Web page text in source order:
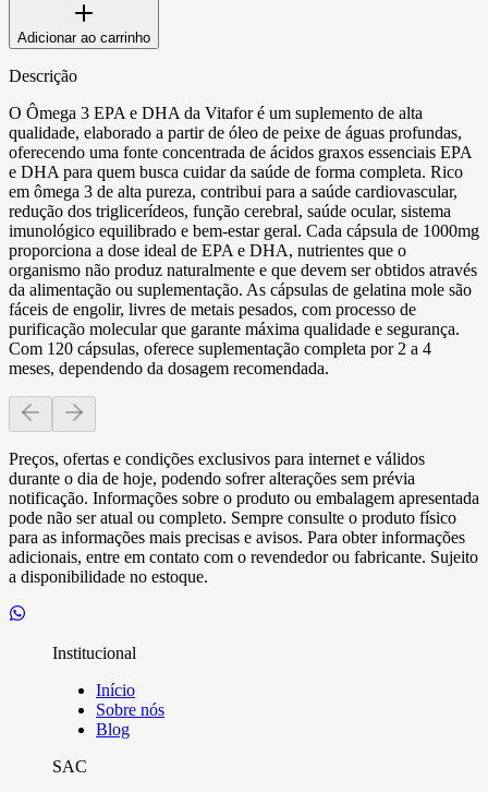
Adicionar ao carrinho
Descrição
O Ômega 3 EPA e DHA da Vitafor é um suplemento de alta
qualidade, elaborado a partir de óleo de peixe de águas profundas,
oferecendo uma fonte concentrada de ácidos graxos essenciais EPA
e DHA para quem busca cuidar da saúde de forma completa. Rico
em ômega 3 de alta pureza, contribui para a saúde cardiovascular,
redução dos triglicerídeos, função cerebral, saúde ocular, sistema
imunológico equilibrado e bem-estar geral. Cada cápsula de 1000mg
proporciona a dose ideal de EPA e DHA, nutrientes que o
organismo não produz naturalmente e que devem ser obtidos através
da alimentação ou suplementação. As cápsulas de gelatina mole são
fáceis de engolir, livres de metais pesados, com processo de
purificação molecular que garante máxima qualidade e segurança.
Com 120 cápsulas, oferece suplementação completa por 2 a 4
meses, dependendo da dosagem recomendada.
Preços, ofertas e condições exclusivos para internet e válidos
durante o dia de hoje, podendo sofrer alterações sem prévia
notificação. Informações sobre o produto ou embalagem apresentada
pode não ser atual ou completo. Sempre consulte o produto físico
para as informações mais precisas e avisos. Para obter informações
adicionais, entre em contato com o revendedor ou fabricante. Sujeito
a disponibilidade no estoque.
Institucional
Início
Sobre nós
Blog
SAC